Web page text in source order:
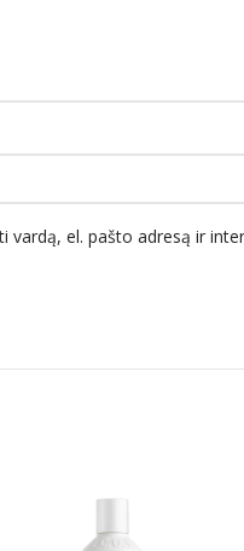
vardą, el. pašto adresą ir